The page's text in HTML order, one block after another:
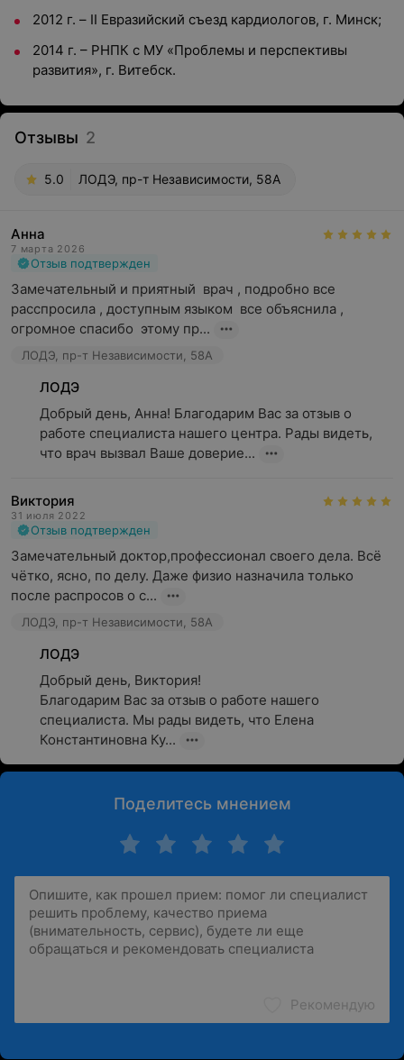
2012 г. – II Евразийский съезд кардиологов, г. Минск;
2014 г. – РНПК с МУ «Проблемы и перспективы
развития», г. Витебск.
Отзывы 2
5.0 ЛОДЭ, пр-т Независимости, 58А
Анна
7 марта 2026
Отзыв подтвержден
Замечательный и приятный  врач , подробно все
расспросила , доступным языком  все объяснила ,
огромное спасибо  этому пр...
ЛОДЭ, пр-т Независимости, 58А
ЛОДЭ
Добрый день, Анна! Благодарим Вас за отзыв о
работе специалиста нашего центра. Рады видеть,
что врач вызвал Ваше доверие...
Виктория
31 июля 2022
Отзыв подтвержден
Замечательный доктор,профессионал своего дела. Всё
чётко, ясно, по делу. Даже физио назначила только
после распросов о с...
ЛОДЭ, пр-т Независимости, 58А
ЛОДЭ
Добрый день, Виктория!
Благодарим Вас за отзыв о работе нашего
специалиста. Мы рады видеть, что Елена
Константиновна Ку...
Поделитесь мнением
Рекомендую